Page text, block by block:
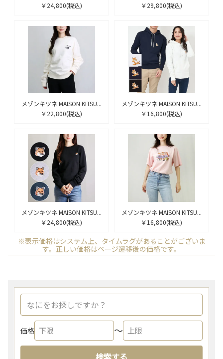
￥24,800(税込)
￥29,800(税込)
メゾンキツネ MAISON KITSU...
￥22,800(税込)
メゾンキツネ MAISON KITSU...
￥16,800(税込)
メゾンキツネ MAISON KITSU...
￥24,800(税込)
メゾンキツネ MAISON KITSU...
￥16,800(税込)
※表示価格はシステム上、タイムラグがあることがございま
す。正しい価格はページ遷移後の価格です。
価格 〜
検索する